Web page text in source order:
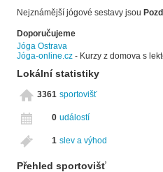
Nejznámější jógové sestavy jsou
Doporučujeme
Jóga Ostrava
Jóga-online.cz - Kurzy z domova s
Lokální statistiky
3361 sportovišť
0 událostí
1 slev a výhod
Přehled sportovišť